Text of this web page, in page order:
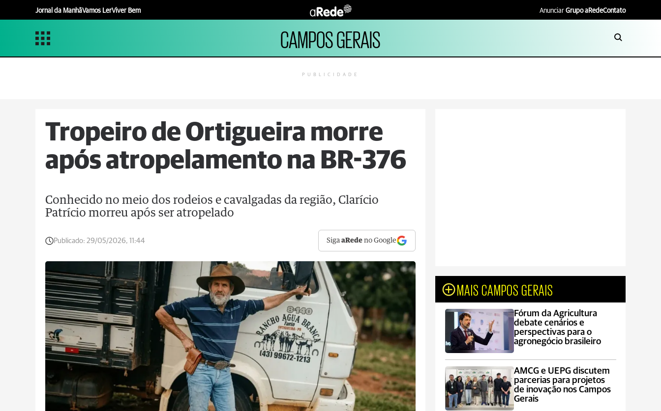
Jornal da ManhãVamos LerViver Bem Anunciar Grupo aRedeContato
CAMPOS GERAIS
PUBLICIDADE
Tropeiro de Ortigueira morre
após atropelamento na BR-376
Conhecido no meio dos rodeios e cavalgadas da região, Clarício
Patrício morreu após ser atropelado
Publicado: 29/05/2026, 11:44 SigaaRede no Google
MAIS CAMPOS GERAIS
Fórum da Agricultura
debate cenários e
perspectivas para o
agronegócio brasileiro
AMCG e UEPG discutem
parcerias para projetos
de inovação nos Campos
Gerais